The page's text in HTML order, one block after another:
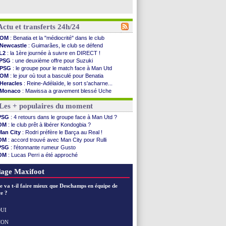
et transferts 24h/24
OM : Benatia et la "médiocrité" dans le club
Newcastle : Guimarães, le club se défend
: la 1ère journée à suivre en DIRECT !
: une deuxième offre pour Suzuki
PSG : le groupe pour le match face à Man Utd
OM : le jour où tout a basculé pour Benatia
Heracles : Reine-Adélaïde, le sort s'acharne...
Monaco : Mawissa a gravement blessé Uche
OM: accord avec la Real Sociedad pour Aguerd
Barça: Araujo va partir en prêt à Liverpool
OM: Côme pousse pour Gouiri
Man Utd: le groupe pour défier le PSG
: Caen premier leader
: Højbjerg, son agent maintient le suspense
: Gouiri évoque son avenir
: le transfert d'Asllani tombe à l'eau
: 1ère utilisation du Football Video Support
: Al-Ahli veut Pape Gueye
: un nouveau prétendant pour Højbjerg
+ populaires du moment
: 4 retours dans le groupe face à Man Utd ?
: le club prêt à libérer Kondogbia ?
City : Rodri préfère le Barça au Real !
: accord trouvé avec Man City pour Rulli
: l'étonnante rumeur Gusto
: Lucas Perri a été approché
: Owori battu à mort à Kampala
Maxifoot
va t-il faire mieux que Deschamps en équipe de
?